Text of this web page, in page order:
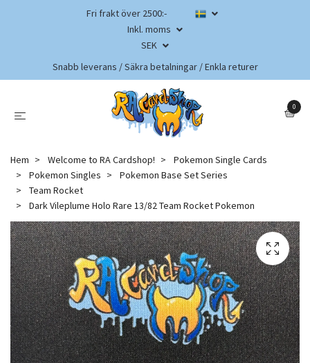
Fri frakt över 2500:-
Inkl. moms
SEK
Snabb leverans / Säkra betalningar / Enkla returer
0
Hem Welcome to RA Cardshop!
Pokemon Single Cards
Pokemon Singles
Pokemon Base Set Series
Team Rocket
Dark Vileplume Holo Rare 13/82 Team Rocket Pokemon